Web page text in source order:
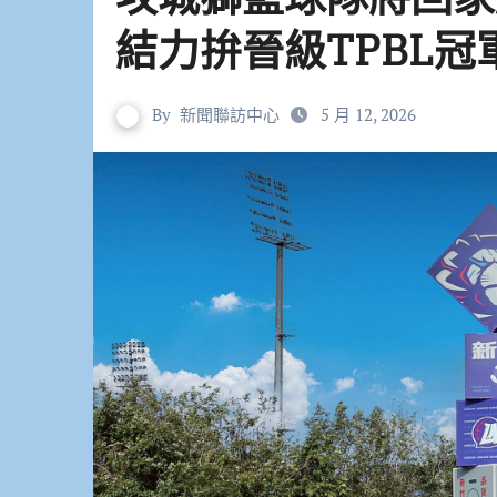
結力拚晉級TPBL冠
By 新聞聯訪中心 5 月 12, 2026